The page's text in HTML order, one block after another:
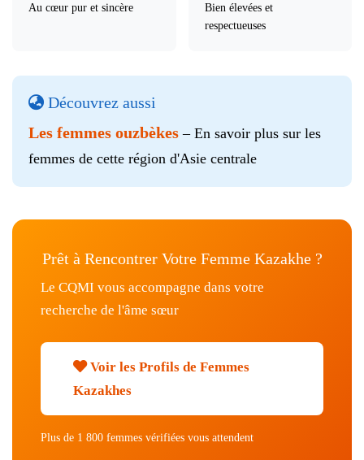
Au cœur pur et sincère
Bien élevées et
respectueuses
Découvrez aussi
Les femmes ouzbèkes – En savoir plus sur les
femmes de cette région d'Asie centrale
Prêt à Rencontrer Votre Femme Kazakhe ?
Le CQMI vous accompagne dans votre
recherche de l'âme sœur
Voir les Profils de Femmes
Kazakhes
Plus de 1 800 femmes vérifiées vous attendent